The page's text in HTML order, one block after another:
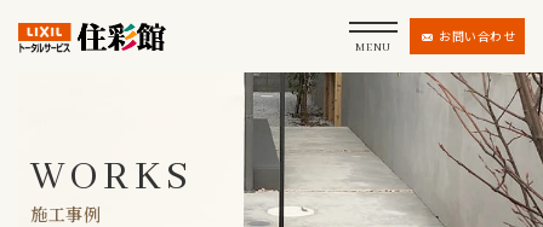
MENU
お問い合わせ
WORKS
施工事例